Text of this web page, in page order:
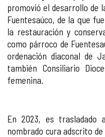
promovió el desarrollo de
Fuentesaúco, de la que
la restauración y
como párroco de
ordenación diaconal de
también Consiliario
femenina.
En 2023, es trasladado
nombrado cura adscrito